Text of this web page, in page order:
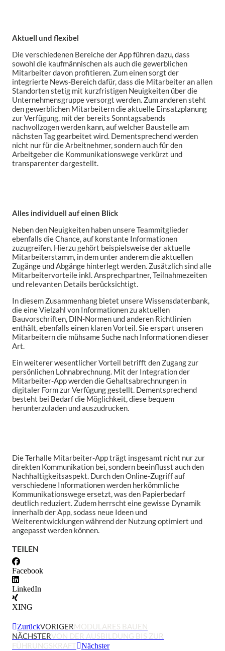
Aktuell und flexibel
Die verschiedenen Bereiche der App führen dazu, dass
sowohl die kaufmännischen als auch die gewerblichen
Mitarbeiter davon profitieren. Zum einen sorgt der
integrierte News-Bereich dafür, dass die Mitarbeiter an allen
Standorten stetig mit kurzfristigen Neuigkeiten über die
Unternehmensgruppe versorgt werden. Zum anderen steht
den gewerblichen Mitarbeitern die aktuelle Einsatzplanung
zur Verfügung, mit der bereits Sonntagsabends
nachvollzogen werden kann, auf welcher Baustelle am
nächsten Tag gearbeitet wird. Dementsprechend werden
nicht nur für die Arbeitnehmer, sondern auch für den
Arbeitgeber die Kommunikationswege verkürzt und
transparenter dargestellt.
Alles individuell auf einen Blick
Neben den Neuigkeiten haben unsere Teammitglieder
ebenfalls die Chance, auf konstante Informationen
zuzugreifen. Hierzu gehört beispielsweise der aktuelle
Mitarbeiterstamm, in dem unter anderem die aktuellen
Zugänge und Abgänge hinterlegt werden. Zusätzlich sind alle
Mitarbeitervorteile inkl. Ansprechpartner, Teilnahmezeiten
und relevanten Details berücksichtigt.
In diesem Zusammenhang bietet unsere Wissensdatenbank,
die eine Vielzahl von Informationen zu aktuellen
Bauvorschriften, DIN-Normen und anderen Richtlinien
enthält, ebenfalls einen klaren Vorteil. Sie erspart unseren
Mitarbeitern die mühsame Suche nach Informationen dieser
Art.
Ein weiterer wesentlicher Vorteil betrifft den Zugang zur
persönlichen Lohnabrechnung. Mit der Integration der
Mitarbeiter-App werden die Gehaltsabrechnungen in
digitaler Form zur Verfügung gestellt. Dementsprechend
besteht bei Bedarf die Möglichkeit, diese bequem
herunterzuladen und auszudrucken.
Die Terhalle Mitarbeiter-App trägt insgesamt nicht nur zur
direkten Kommunikation bei, sondern beeinflusst auch den
Nachhaltigkeitsaspekt. Durch den Online-Zugriff auf
verschiedene Informationen werden herkömmliche
Kommunikationswege ersetzt, was den Papierbedarf
deutlich reduziert. Zudem herrscht eine gewisse Dynamik
innerhalb der App, sodass neue Ideen und
Weiterentwicklungen während der Nutzung optimiert und
angepasst werden können.
TEILEN
Facebook
LinkedIn
XING
ZurückVORIGERMODULARES BAUEN
NÄCHSTERVON DER AUSBILDUNG BIS ZUR
FÜHRUNGSKRAFT
Nächster